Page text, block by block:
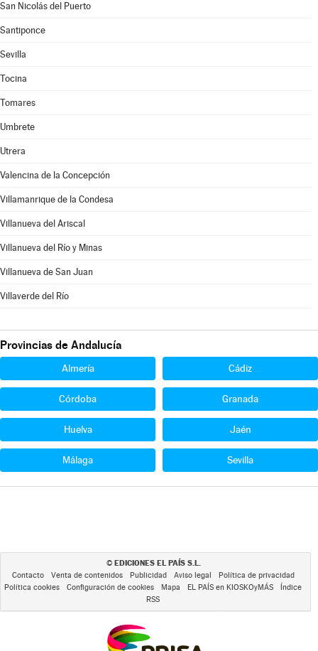
San Nicolás del Puerto
Santiponce
Sevilla
Tocina
Tomares
Umbrete
Utrera
Valencina de la Concepción
Villamanrique de la Condesa
Villanueva del Ariscal
Villanueva del Río y Minas
Villanueva de San Juan
Villaverde del Río
Provincias de Andalucía
Almería Cádiz
Córdoba Granada
Huelva Jaén
Málaga Sevilla
© EDICIONES EL PAÍS S.L.
Contacto Venta de contenidos Publicidad Aviso legal
Política de privacidad
Política cookies
Configuración de cookies Mapa EL PAÍS en KIOSKOyMÁS
Índice
RSS